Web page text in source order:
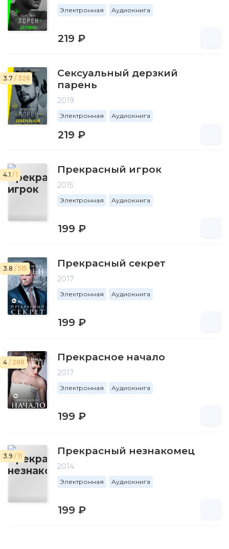
Электронная Аудиокнига
219 ₽
3.7 / 326
Сексуальный дерзкий
парень
2019
Электронная Аудиокнига
219 ₽
4.1 / 1 Прекрасный игрок
2015
Электронная Аудиокнига
199 ₽
3.8 / 515 Прекрасный секрет
2017
Электронная Аудиокнига
199 ₽
4 / 288 Прекрасное начало
2017
Электронная Аудиокнига
199 ₽
3.9 / 11 Прекрасный незнакомец
2014
Электронная Аудиокнига
199 ₽